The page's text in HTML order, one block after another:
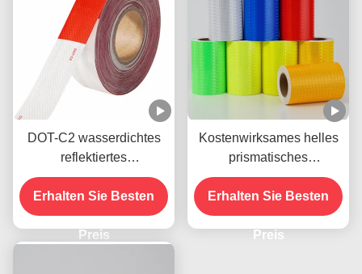
DOT-C2 wasserdichtes
reflektiertes
Sicherheitsband in rot-
weißem Farbschatten
Kleber für Anhänger
Verkehrszeichen Produkt
Erhalten Sie Besten
Preis
Kostenwirksames helles
prismatisches
Honigbaum-
Reflexionsband für die
Sicherheitsmarkierung
Erhalten Sie Besten
Preis